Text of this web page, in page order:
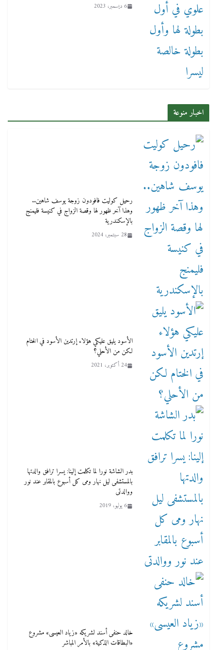
6 ديسمبر، 2023
اخبار منوعة
رحيل كوليت فافودون زوجة يوسف شاهين..
وهذا آخر ظهور لها وقصة الزواج في كنيسة فليمنج
بالإسكندرية
28 سبتمبر، 2024
الأسود يليق عليكي هؤلاء إرتدين الأسود في الختام
لكن من الأحلي؟
24 أكتوبر، 2021
بدر الشاشة نورا لما تكلمت إلينا: يسرا ترافق والدتها
بالمستشفى ليل نهار ومى كل أسبوع بالمقابر عند نور
ووالدتى
6 يوليو، 2019
خالد حنفى أسند لشريكه «زياد العيسى» مشروع
«البطاقات الذكية» بالأمر المباشر